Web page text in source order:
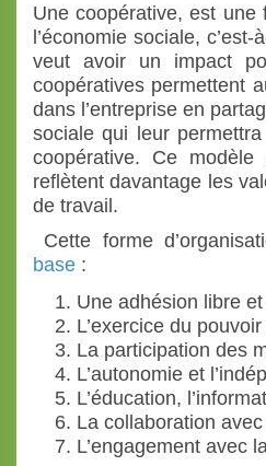
Une coopérative, est une
l’économie sociale,
veut avoir un impact
coopératives permettent
dans l’entreprise en
sociale qui leur
coopérative. Ce
reflètent davantage les
de travail.
Cette forme
base :
Une adhésion libre
L’exercice du
La participation des
L’autonomie et
L’éducation,
La collaboration
L’engagement avec